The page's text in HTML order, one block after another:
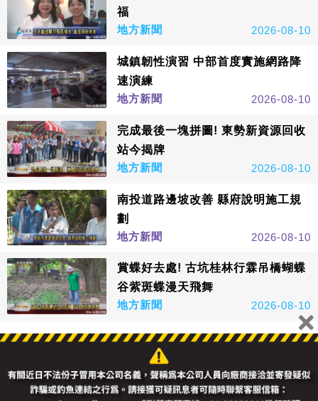
福
地方新聞
2026-08-10
城鎮韌性演習 中部首度實施網路降
速演練
地方新聞
2026-08-10
完成最後一塊拼圖! 東勢新資源回收
站今揭牌
地方新聞
2026-08-10
南投道路邊坡改善 縣府說明施工規
劃
地方新聞
2026-08-10
賞蝶好去處! 古坑桂林行霖吊橋蝴蝶
谷紫斑蝶漫天飛舞
地方新聞
2026-08-10
看更多